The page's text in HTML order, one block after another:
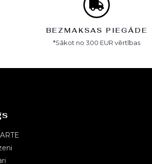
BEZMAKSAS PIEGĀDE
*Sākot no 300 EUR vērtības